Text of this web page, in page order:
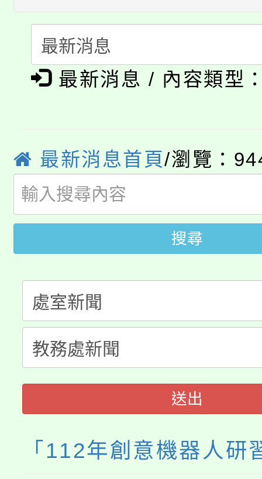
者。
會
115年食農教育專業人
程
「本色祭」8/29、30在
場熱烈登場!
8/21下午1時於龍潭區
局官網。
8月14至27日，桃園電
開!
115年桃園市運動會8/
田徑場及游泳池舉行。
桃園市低收入戶享有免
視費優惠，中低收入戶
者。
大園自造教育及科技
份教師研習
淨零綠生活教案入校路
會
115年食農教育專業人
程
最新消息 / 內容類型
最新消息首頁/瀏覽：
搜尋
送出
「112年創意機器人研